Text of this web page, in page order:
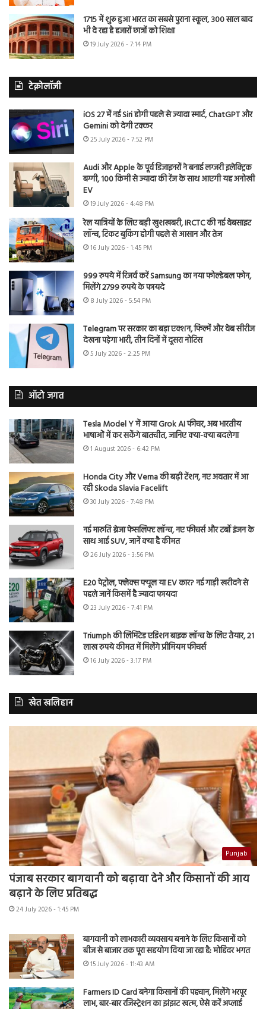
1715 में शुरू हुआ भारत का सबसे पुराना स्कूल, 300 साल बाद
भी दे रहा है हजारों छात्रों को शिक्षा
19 July 2026 - 7:14 PM
टेक्नोलॉजी
iOS 27 में नई Siri होगी पहले से ज्यादा स्मार्ट, ChatGPT और
Gemini को देगी टक्कर
25 July 2026 - 7:52 PM
Audi और Apple के पूर्व डिजाइनरों ने बनाई लग्जरी इलेक्ट्रिक
बग्गी, 100 किमी से ज्यादा की रेंज के साथ आएगी यह अनोखी
EV
19 July 2026 - 4:48 PM
रेल यात्रियों के लिए बड़ी खुशखबरी, IRCTC की नई वेबसाइट
लॉन्च, टिकट बुकिंग होगी पहले से आसान और तेज
16 July 2026 - 1:45 PM
999 रुपये में रिजर्व करें Samsung का नया फोल्डेबल फोन,
मिलेंगे 2799 रुपये के फायदे
8 July 2026 - 5:54 PM
Telegram पर सरकार का बड़ा एक्शन, फिल्में और वेब सीरीज
देखना पड़ेगा भारी, तीन दिनों में दूसरा नोटिस
5 July 2026 - 2:25 PM
ऑटो जगत
Tesla Model Y में आया Grok AI फीचर, अब भारतीय
भाषाओं में कर सकेंगे बातचीत, जानिए क्या-क्या बदलेगा
1 August 2026 - 6:42 PM
Honda City और Verna की बढ़ी टेंशन, नए अवतार में आ
रही Skoda Slavia Facelift
30 July 2026 - 7:48 PM
नई मारुति ब्रेजा फेसलिफ्ट लॉन्च, नए फीचर्स और टर्बो इंजन के
साथ आई SUV, जानें क्या है कीमत
26 July 2026 - 3:56 PM
E20 पेट्रोल, फ्लेक्स फ्यूल या EV कार? नई गाड़ी खरीदने से
पहले जानें किसमें है ज्यादा फायदा
23 July 2026 - 7:41 PM
Triumph की लिमिटेड एडिशन बाइक लॉन्च के लिए तैयार, 21
लाख रुपये कीमत में मिलेंगे प्रीमियम फीचर्स
16 July 2026 - 3:17 PM
खेत खलिहान
Punjab
पंजाब सरकार बागवानी को बढ़ावा देने और किसानों की आय
बढ़ाने के लिए प्रतिबद्ध
24 July 2026 - 1:45 PM
बागवानी को लाभकारी व्यवसाय बनाने के लिए किसानों को
बीज से बाजार तक पूरा सहयोग दिया जा रहा है: मोहिंदर भगत
15 July 2026 - 11:43 AM
Farmers ID Card बनेगा किसानों की पहचान, मिलेंगे भरपूर
लाभ, बार-बार रजिस्ट्रेशन का झंझट खत्म, ऐसे करें अप्लाई